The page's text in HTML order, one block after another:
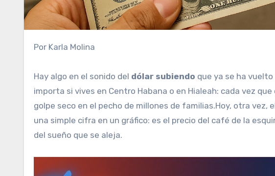
Por Karla Molina
Hay algo en el sonido del dólar subiendo que ya se ha
importa si vives en Centro Habana o en Hialeah: cada vez
golpe seco en el pecho de millones de familias.Hoy, otra vez,
una simple cifra en un gráfico: es el precio del café de la
del sueño que se aleja.